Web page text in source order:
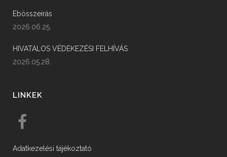
Ebösszeírás
2026.06.25.
HIVATALOS VÉDEKEZÉSI FELHÍVÁS
2026.05.28.
LINKEK
Adatkezelési tájékoztató